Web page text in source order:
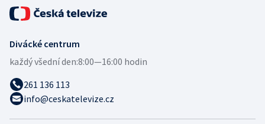
Divácké centrum
každý všední den:8:00—16:00 hodin
261 136 113
info@ceskatelevize.cz